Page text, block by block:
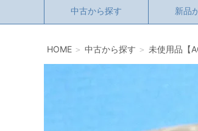
中古から探す 新品
HOME 中古から探す 未使用品【